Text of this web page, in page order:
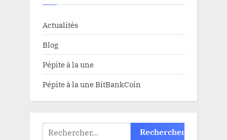
Actualités
Blog
Pépite à la une
Pépite à la une BitBankCoin
Rechercher :